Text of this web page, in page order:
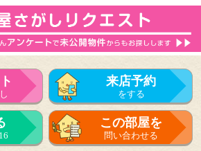
来店予約
をする
この部屋を
問い合わせる